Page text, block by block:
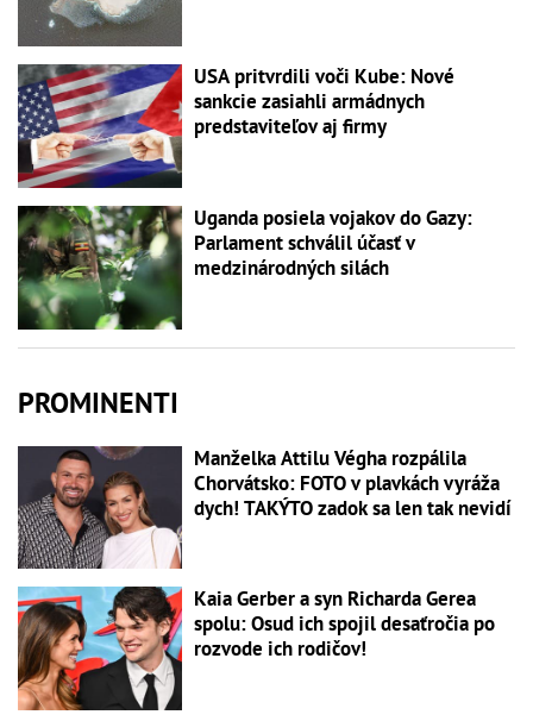
USA pritvrdili voči Kube: Nové
sankcie zasiahli armádnych
predstaviteľov aj firmy
Uganda posiela vojakov do Gazy:
Parlament schválil účasť v
medzinárodných silách
PROMINENTI
Manželka Attilu Végha rozpálila
Chorvátsko: FOTO v plavkách vyráža
dych! TAKÝTO zadok sa len tak nevidí
Kaia Gerber a syn Richarda Gerea
spolu: Osud ich spojil desaťročia po
rozvode ich rodičov!